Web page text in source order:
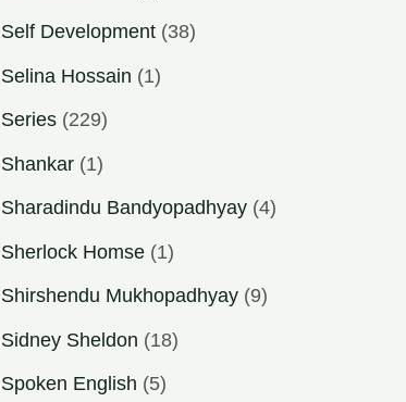
Self Development (38)
Selina Hossain (1)
Series (229)
Shankar (1)
Sharadindu Bandyopadhyay (4)
Sherlock Homse (1)
Shirshendu Mukhopadhyay (9)
Sidney Sheldon (18)
Spoken English (5)